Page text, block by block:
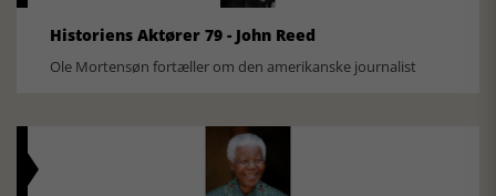
Historiens Aktører 79 - John Reed
Ole Mortensøn fortæller om den amerikanske journalist